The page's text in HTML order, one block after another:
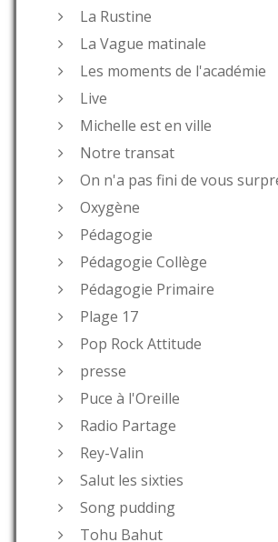
La Rustine
La Vague matinale
Les moments de l'académie
Live
Michelle est en ville
Notre transat
On n'a pas fini de vous
Oxygène
Pédagogie
Pédagogie Collège
Pédagogie Primaire
Plage 17
Pop Rock Attitude
presse
Puce à l'Oreille
Radio Partage
Rey-Valin
Salut les sixties
Song pudding
Tohu Bahut